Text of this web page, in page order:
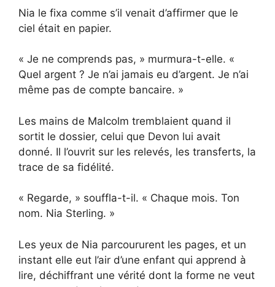
Nia le fixa comme s’il venait d’affirmer que le
ciel était en papier.
« Je ne comprends pas, » murmura-t-elle. «
Quel argent ? Je n’ai jamais eu d’argent. Je n’ai
même pas de compte bancaire. »
Les mains de Malcolm tremblaient quand il
sortit le dossier, celui que Devon lui avait
donné. Il l’ouvrit sur les relevés, les transferts, la
trace de sa fidélité.
« Regarde, » souffla-t-il. « Chaque mois. Ton
nom. Nia Sterling. »
Les yeux de Nia parcoururent les pages, et un
instant elle eut l’air d’une enfant qui apprend à
lire, déchiffrant une vérité dont la forme ne veut